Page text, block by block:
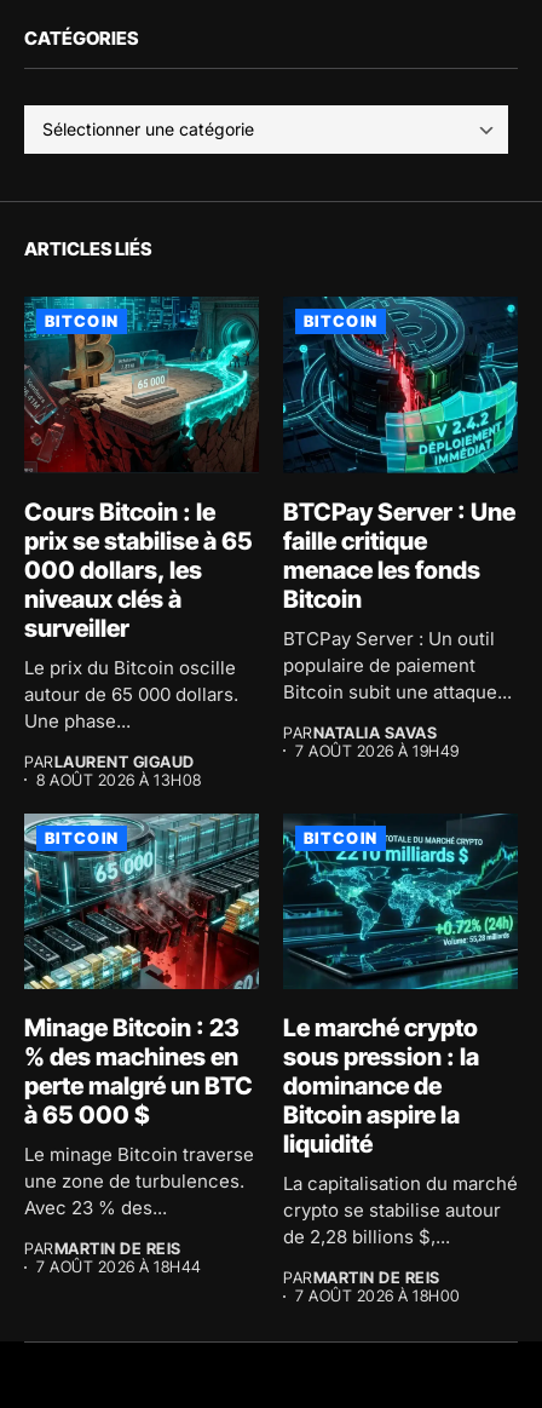
CATÉGORIES
ARTICLES LIÉS
BITCOIN
Cours Bitcoin : le
prix se stabilise à 65
000 dollars, les
niveaux clés à
surveiller
Le prix du Bitcoin oscille
autour de 65 000 dollars.
Une phase...
PARLAURENT GIGAUD
8 AOÛT 2026 À 13H08
BITCOIN
BTCPay Server : Une
faille critique
menace les fonds
Bitcoin
BTCPay Server : Un outil
populaire de paiement
Bitcoin subit une attaque...
PARNATALIA SAVAS
7 AOÛT 2026 À 19H49
BITCOIN
Minage Bitcoin : 23
% des machines en
perte malgré un BTC
à 65 000 $
Le minage Bitcoin traverse
une zone de turbulences.
Avec 23 % des...
PARMARTIN DE REIS
7 AOÛT 2026 À 18H44
BITCOIN
Le marché crypto
sous pression : la
dominance de
Bitcoin aspire la
liquidité
La capitalisation du marché
crypto se stabilise autour
de 2,28 billions $,...
PARMARTIN DE REIS
7 AOÛT 2026 À 18H00